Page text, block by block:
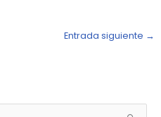
Entrada siguiente →